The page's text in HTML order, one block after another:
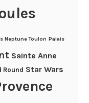
Neptune Toulon Palais
Sainte Anne
Round Star Wars